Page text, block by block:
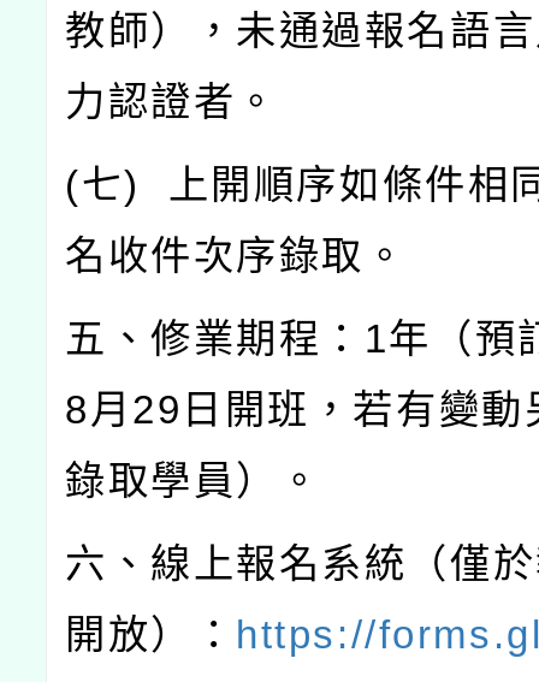
教師），未通過報名語
力認證者。
(七)
上開順序如條件相
名收件次序錄取。
五、修業期程： 1年（預
8月 29 日開班，若有變
錄取學員）。
六、線上報名系統（僅
開放）： https://